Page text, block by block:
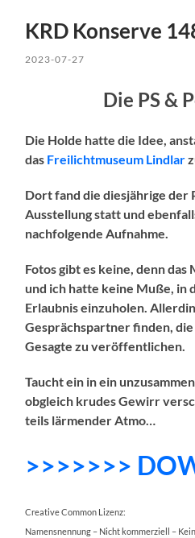
KRD Konserve
2023-07-27
Die PS &
Die Holde hatte die Idee,
das Freilichtmuseum Lindlar
Dort fand die diesjährige der
Ausstellung statt und
nachfolgende Aufnahme.
Fotos gibt es keine, denn
und ich hatte keine Muße, in
Erlaubnis einzuholen.
Gesprächspartner finden,
Gesagte zu veröffentlichen.
Taucht ein in ein
obgleich krudes Gewirr
teils lärmender Atmo…
>>>>>>>
Creative Common Lizenz:
Namensnennung – Nicht kommerziell –